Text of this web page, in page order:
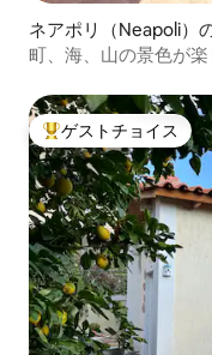
ネアポリ（Neapoli）
町、海、山の景色が
大好評のゲストチョイ
ゲストチョイス